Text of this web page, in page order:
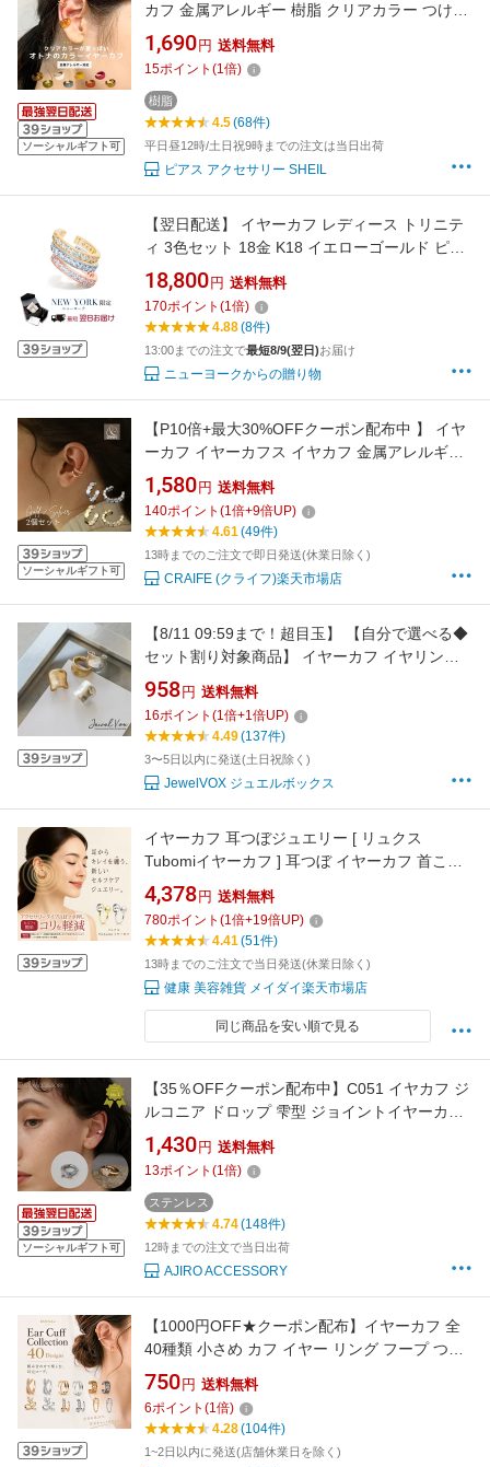
ソーシャルギフト可
カフ 金属アレルギー 樹脂 クリアカラー つけっ
ぱなし 夏カラー デザイン イヤカフ 片耳用 レデ
ィース 大ぶり シンプル 大人 上品 可愛い 人気
トレンド 金属アレルギー対応
1,690 円 送料無料
15ポイント (1倍)
樹脂
4.5(68件)
平日昼12時/土日祝9時までの注文は当日出荷
ピアス アクセサリー SHEIL
【翌日配送】 イヤーカフ レディース トリニテ
ィ 3色セット 18金 K18 イエローゴールド ピン
クゴールド プラチナ 加工 ノンホールピアス イ
ヤリング ブランド 人気 誕生日プレゼント 結婚
記念日 女性 妻 嫁 彼女 母 50代 40代 30代 ギフ
18,800 円 送料無料
170ポイント (1倍)
4.88(8件)
13:00までの注文で最短8/9(翌日)お届け
ニューヨークからの贈り物
ソーシャルギフト可
【P10倍+最大30%OFFクーポン配布中 】 イヤ
ーカフ イヤーカフス イヤカフ 金属アレルギー
対応 14K ジルコニア ニッケルフリー 重ね付け
レイヤード レディース 大人 かわいい ジュエリ
ー ゴールド シルバー 送料無料 プチプライス高
1,580 円 送料無料
140ポイント (1倍+9倍UP)
4.61(49件)
13時までのご注文で即日発送(休業日除く)
CRAIFE (クライフ)楽天市場店
【8/11 09:59まで！超目玉】 【自分で選べる◆
セット割り対象商品】 イヤーカフ イヤリング
金属アレルギー 対応 アンティーク 幅広 シンプ
ル ゴールド シルバー 重ね着け トレンド ニッケ
ルフリー 安心 大ぶり メール便送料無料
958 円 送料無料
16ポイント (1倍+1倍UP)
4.49(137件)
3〜5日以内に発送(土日祝除く)
JewelVOX ジュエルボックス
イヤーカフ 耳つぼジュエリー [ リュクス
Tubomiイヤーカフ ] 耳つぼ イヤーカフ 首こり
肩こり 目の疲れ 疲れ軽減 アクセサリー イヤリ
ング おしゃれ 日本製 耳つぼケア おしゃれアク
セ 首 肩ケア シンプルデザイン 耳つぼ ジュエリ
ープレゼント 母の日 アクセサリー
4,378 円 送料無料
780ポイント (1倍+19倍UP)
4.41(51件)
13時までのご注文で当日発送(休業日除く)
健康 美容雑貨 メイダイ楽天市場店
同じ商品を安い順で見る
ソーシャルギフト可
【35％OFFクーポン配布中】C051 イヤカフ ジ
ルコニア ドロップ 雫型 ジョイントイヤーカフ
ステンレス サージカルステンレス ゴールド シ
ルバー ピンク シンプル イヤーカフ イヤーカフ
ス キラキラ ジョイント 金属アレルギー対応 ジ
ュエリー 6wx
1,430 円 送料無料
13ポイント (1倍)
ステンレス
4.74(148件)
12時までの注文で当日出荷
AJIRO ACCESSORY
【1000円OFF★クーポン配布】イヤーカフ 全
40種類 小さめ カフ イヤー リング フープ つけ
っぱなし 小さい かわいい レディース 女性 大人
シンプル 使いやすい 普段使い 小ぶり 細い 軟骨
重ね付け ゴールド シルバー 銀 金 送料無料
750 円 送料無料
6ポイント (1倍)
4.28(104件)
1~2日以内に発送(店舗休業日を除く)